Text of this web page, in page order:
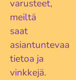
varusteet,
meiltä
saat
asiantuntevaa
tietoa ja
vinkkejä.